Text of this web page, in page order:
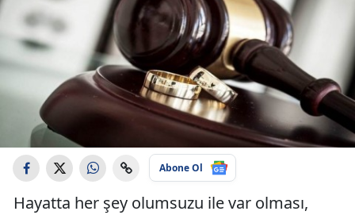
Abone Ol
Hayatta her şey olumsuzu ile var olması,